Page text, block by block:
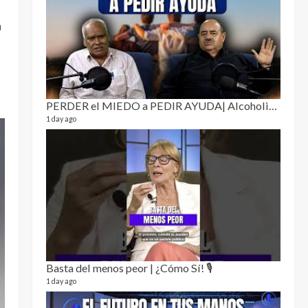
1 day ago
Basta del menos peor | ¿Cómo Sí! 🎙️
1 day ago
4